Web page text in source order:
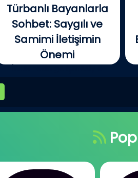
Türbanlı Bayanlarla
Sohbet: Saygılı ve
Samimi İletişimin
Önemi
İnternetin gelişmesiyle